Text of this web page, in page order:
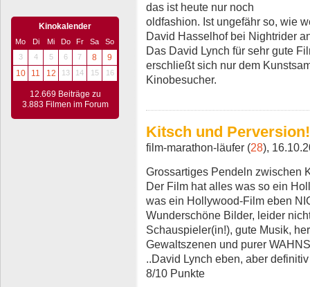
Kinokalender
Mo Di Mi Do Fr Sa
So
3
4 5 6 7 8
9
10
11 12 13 14 15 16
12.669 Beiträge zu
3.883 Filmen im Forum
das ist heute nur noch
oldfashion. Ist ungefähr so, wie
David Hasselhof bei Nightrider
Das David Lynch für sehr gute
erschließt sich nur dem
Kinobesucher.
Kitsch und Perversion!
film-marathon-läufer (28),
Grossartiges Pendeln zwischen
Der Film hat alles was so ein
was ein Hollywood-Film eben
Wunderschöne Bilder, leider
Schauspieler(in!), gute Musik,
Gewaltszenen und purer
..David Lynch eben, aber
8/10 Punkte